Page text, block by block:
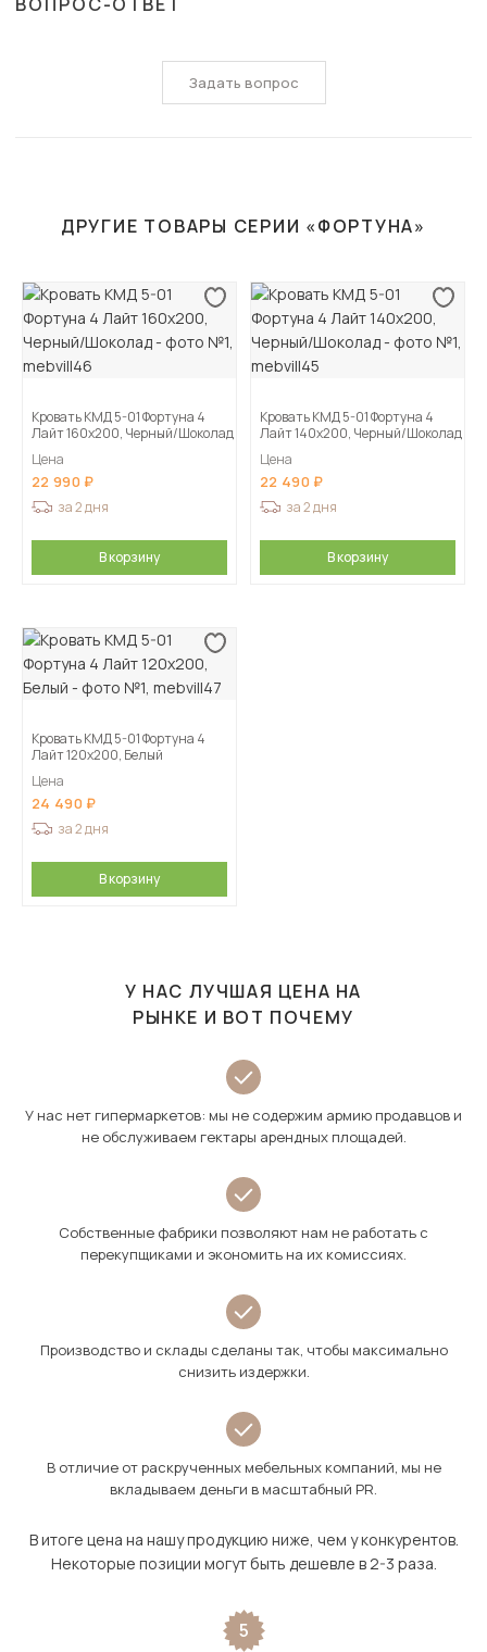
Задать вопрос
ДРУГИЕ ТОВАРЫ СЕРИИ «ФОРТУНА»
Кровать КМД 5-01 Фортуна 4
Лайт 160х200, Черный/Шоколад
Цена
22 990
за 2 дня
В корзину
Кровать КМД 5-01 Фортуна 4
Лайт 140х200, Черный/Шоколад
Цена
22 490
за 2 дня
В корзину
Кровать КМД 5-01 Фортуна 4
Лайт 120х200, Белый
Цена
24 490
за 2 дня
В корзину
У НАС ЛУЧШАЯ ЦЕНА НА
РЫНКЕ И ВОТ ПОЧЕМУ
У нас нет гипермаркетов: мы не содержим армию продавцов и
не обслуживаем гектары арендных площадей.
Собственные фабрики позволяют нам не работать с
перекупщиками и экономить на их комиссиях.
Производство и склады сделаны так, чтобы максимально
снизить издержки.
В отличие от раскрученных мебельных компаний, мы не
вкладываем деньги в масштабный PR.
В итоге цена на нашу продукцию ниже, чем у конкурентов.
Некоторые позиции могут быть дешевле в 2-3 раза.
5